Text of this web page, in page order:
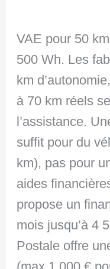
VAE pour 50
500 Wh. Les
km
à 70 km réels
l’assistance.
suffit pour du
km), pas pour
aides
propose un
mois jusqu’à 4
Postale offre